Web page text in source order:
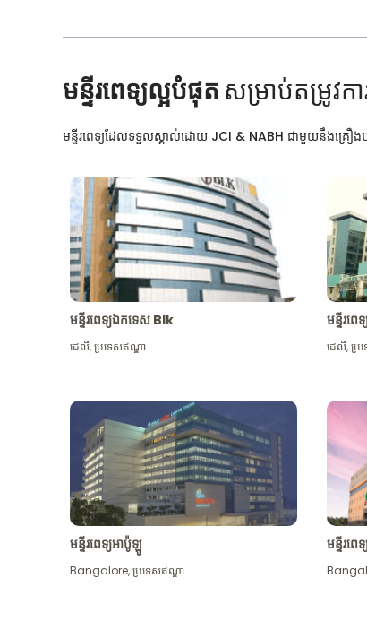
មន្ទីរពេទ្យល្អបំផុត សម្រាប់តម្រូវក
មន្ទីរពេទ្យដែលទទួលស្គាល់ដោយ JCI & NABH ជាមួយនឹងគ្រឿងបរិ
មន្ទីរពេទ្យឯកទេស Blk
ដេលី,ប្រទេសឥណ្ឌា
មន្ទីរ
ដេលី,ប្រ
មន្ទីរពេទ្យអាប៉ូឡូ
Bangalore,ប្រទេសឥណ្ឌា
មន្ទីរព